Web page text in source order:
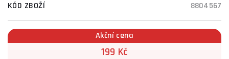
KÓD ZBOŽÍ
8804567
Akční cena
199 Kč